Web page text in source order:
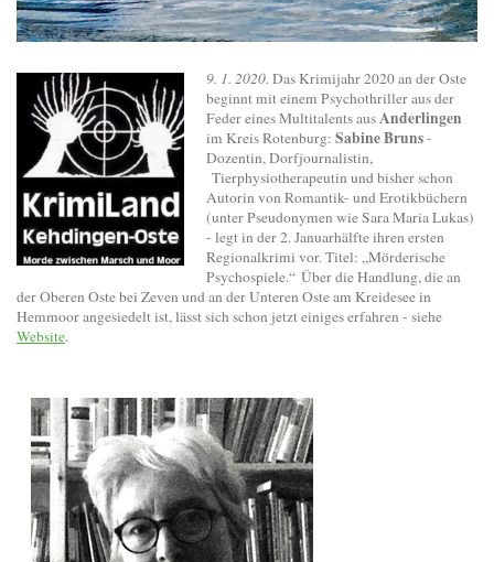
9. 1. 2020. Das Krimijahr 2020 an der Oste
beginnt mit einem Psychothriller aus der
Feder eines Multitalents ausAnderlingen
im Kreis Rotenburg: Sabine Bruns-
Dozentin, Dorfjournalistin,
Tierphysiotherapeutin und bisher schon
Autorin von Romantik- und Erotikbüchern
(unter Pseudonymen wie Sara Maria Lukas)
- legt in der 2. Januarhälfte ihren ersten
Regionalkrimi vor. Titel: „Mörderische
Psychospiele.“ Über die Handlung, die an
der Oberen Oste bei Zeven und an der Unteren Oste am Kreidesee in
Hemmoor angesiedelt ist, lässt sich schon jetzt einiges erfahren - siehe
Website.